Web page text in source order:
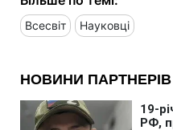
Всесвіт Науковці